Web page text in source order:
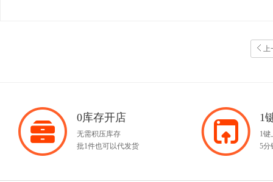
上
0库存开店
无需积压库存
批1件也可以代发货
1
1键
5分